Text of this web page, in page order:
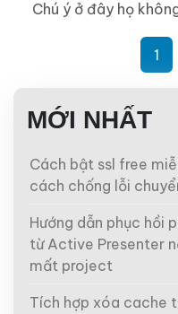
Chú ý ở đây họ
bài
1
MỚI NHẤT
Cách bật ssl free
cách chống lỗi
Hướng dẫn phục hồi
từ Active Presenter
mất project
Tích hợp xóa cache